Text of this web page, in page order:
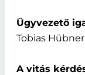
Ügyvezető
Tobias
A vitás